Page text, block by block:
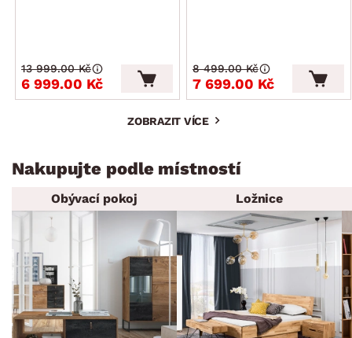
6 999.00 Kč
13 999.00 Kč
7 699.00 Kč
8 499.00 Kč
ZOBRAZIT VÍCE
Nakupujte podle místností
Obývací pokoj Ložnice